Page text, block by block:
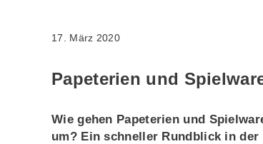
17. März 2020
Papeterien und
Wie gehen Papeterien und
um? Ein schneller Rundblick in